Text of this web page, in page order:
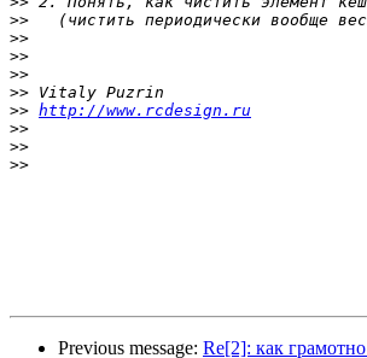
>>
>>
>>
>>
>>
>> http://www.rcdesign.ru
>>
>>
>>
Previous message: Re[2]: как